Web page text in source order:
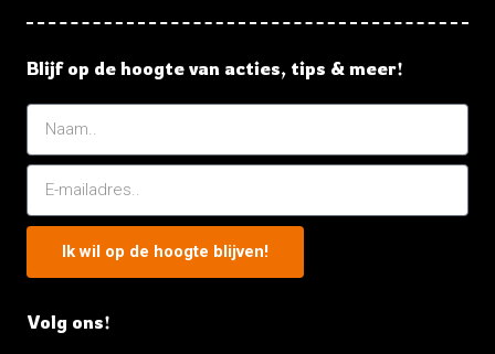
Blijf op de hoogte van acties, tips & meer!
Ik wil op de hoogte blijven!
Volg ons!